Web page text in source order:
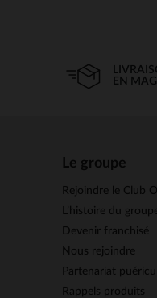
EN
Le groupe
Rejoindre le Club
L’histoire du groupe
Devenir franchisé
Nous rejoindre
Partenariat
Rappels produits